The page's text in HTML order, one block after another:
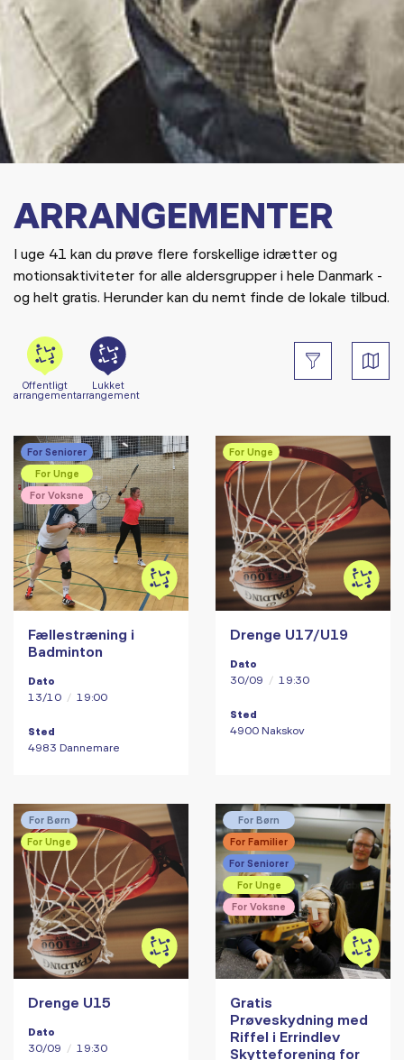
ARRANGEMENTER
I uge 41 kan du prøve flere forskellige idrætter og
motionsaktiviteter for alle aldersgrupper i hele Danmark -
og helt gratis. Herunder kan du nemt finde de lokale tilbud.
Offentligt
arrangement
Lukket
arrangement
For Seniorer
For Unge
For Voksne
Fællestræning i
Badminton
Dato
13/10 / 19:00
Sted
4983 Dannemare
For Unge
Drenge U17/U19
Dato
30/09
/ 19:30
Sted
4900 Nakskov
For Børn
For Unge
Drenge U15
Dato
30/09
/ 19:30
For Børn
For Familier
For Seniorer
For Unge
For Voksne
Gratis
Prøveskydning med
Riffel i Errindlev
Skytteforening for